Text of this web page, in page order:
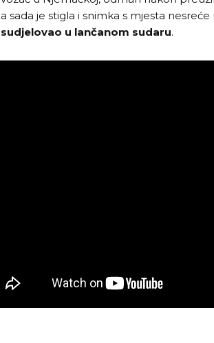
a sada je stigla i snimka s mjesta
sudjelovao u lančanom sudaru.